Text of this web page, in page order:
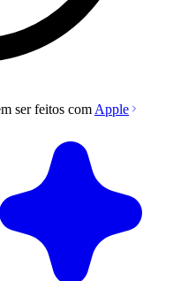
ser feitos com Apple